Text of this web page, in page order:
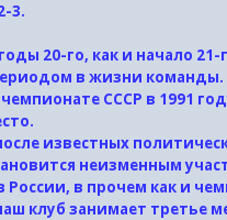
3.
20-го, как и начало 21-
в жизни команды.
СССР в 1991
известных
неизменным
России, в прочем как и
клуб занимает третье